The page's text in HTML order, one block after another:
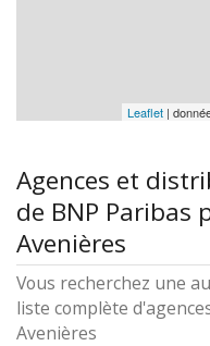
Leaflet |
Agences et
de BNP Paribas
Avenières
Vous recherchez une
liste complète
Avenières